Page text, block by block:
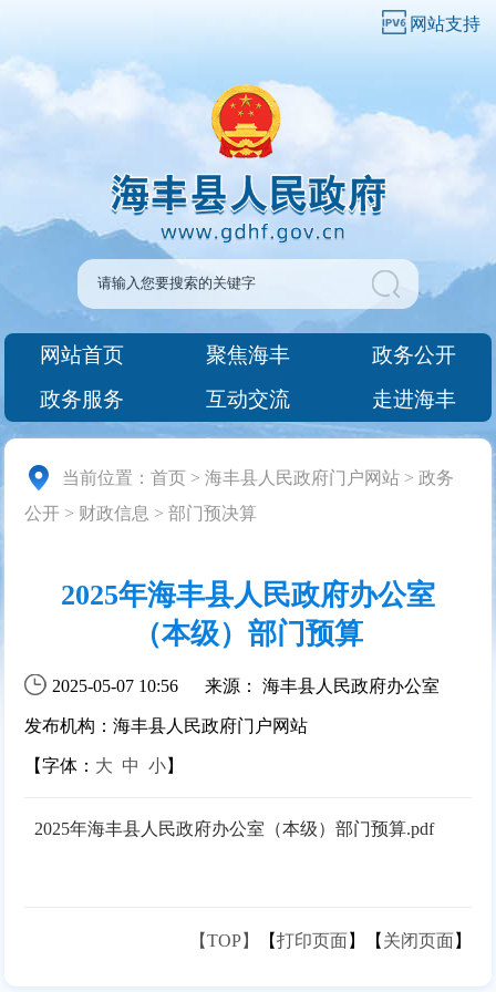
网站支持
网站首页 聚焦海丰
政务公开
政务服务
互动交流 走进海丰
当前位置：首页 >海丰县人民政府门户网站 >政务
公开 > 财政信息 >部门预决算
2025年海丰县人民政府办公室
（本级）部门预算
2025-05-07 10:56 来源： 海丰县人民政府办公室
发布机构：海丰县人民政府门户网站
【字体： 大 中 小】
2025年海丰县人民政府办公室（本级）部门预算.pdf
【TOP】 【打印页面】【 关闭页面】